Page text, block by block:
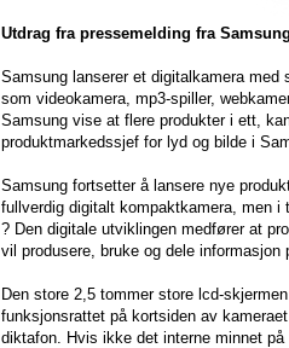
Utdrag fra pressemelding fra
Samsung lanserer et digitalkamera
som videokamera, mp3-spiller,
Samsung vise at flere produkter i ett,
produktmarkedssjef for lyd og bilde i
Samsung fortsetter å lansere nye
fullverdig digitalt kompaktkamera, men
? Den digitale utviklingen medfører at
vil produsere, bruke og dele informasjon
Den store 2,5 tommer store lcd-
funksjonsrattet på kortsiden av
diktafon. Hvis ikke det interne minnet